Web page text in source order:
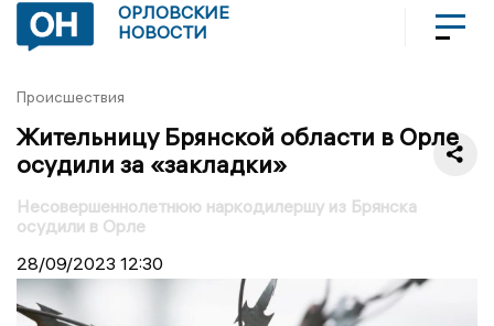
ОРЛОВСКИЕ
НОВОСТИ
Происшествия
Жительницу Брянской области в Орле
осудили за «закладки»
Несовершеннолетнюю наркодилершу из Брянска
осудили в Орле
28/09/2023 12:30